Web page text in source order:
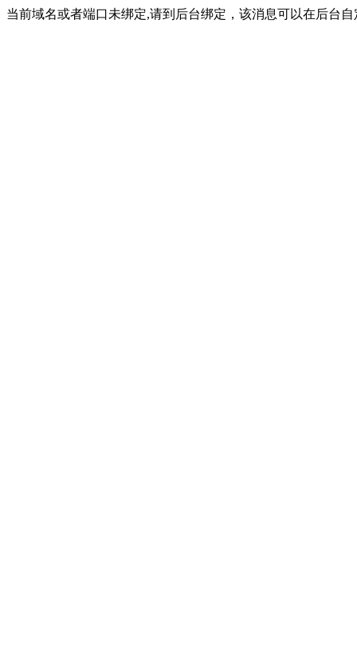
当前域名或者端口未绑定,请到后台绑定，该消息可以在后台自